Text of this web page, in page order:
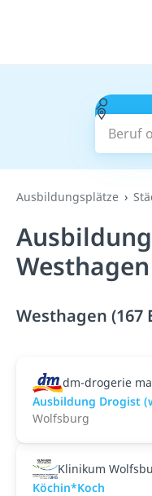
Beruf
Ausbildungsplätze
Westhagen (167
dm-drogerie
Ausbildung Drogist
Wolfsburg
Klinikum
Köchin*Koch